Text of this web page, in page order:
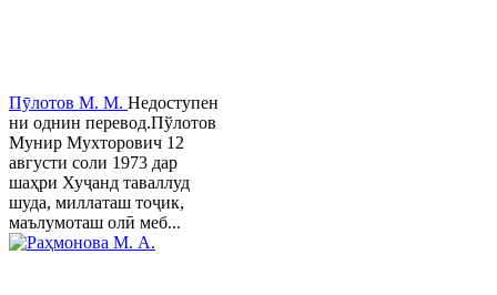
Пӯлотов М. М. Недоступен
ни однин перевод.Пўлотов
Мунир Мухторович 12
августи соли 1973 дар
шаҳри Хуҷанд таваллуд
шуда, миллаташ тоҷик,
маълумоташ олӣ меб...